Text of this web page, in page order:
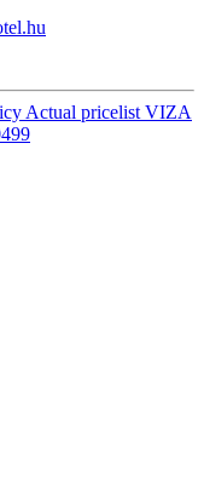
Actual pricelist VIZA